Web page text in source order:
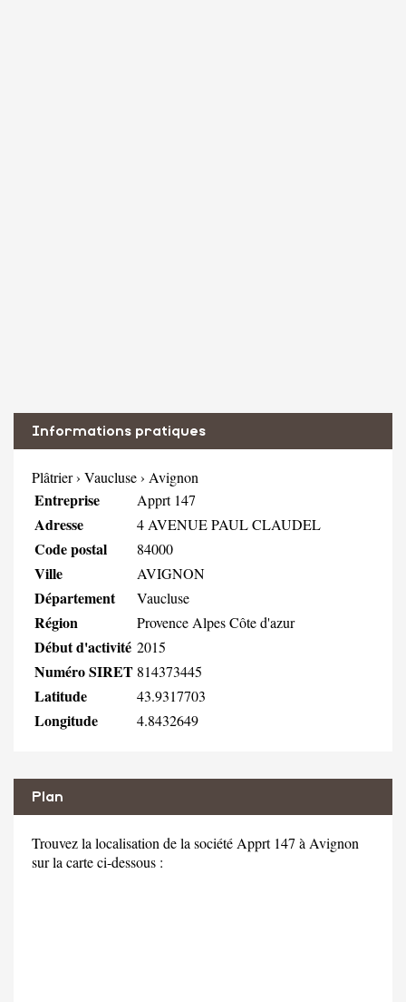
Informations pratiques
Plâtrier› Vaucluse› Avignon
Entreprise Apprt 147
Adresse 4 AVENUE PAUL CLAUDEL
Code postal 84000
Ville AVIGNON
Département Vaucluse
Région Provence Alpes Côte d'azur
Début d'activité 2015
Numéro SIRET 814373445
Latitude 43.9317703
Longitude 4.8432649
Plan
Trouvez la localisation de la société Apprt 147 à Avignon
sur la carte ci-dessous :